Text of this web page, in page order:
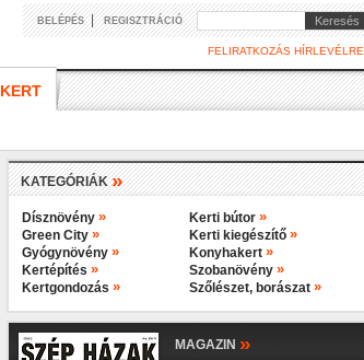
BELÉPÉS| REGISZTRÁCIÓ Keresés
FELIRATKOZÁS HÍRLEVÉLRE
KERT
KATEGÓRIÁK»
Dísznövény »
Green City »
Gyógynövény »
Kertépítés »
Kertgondozás »
Kerti bútor »
Kerti kiegészítő »
Konyhakert »
Szobanövény »
Szőlészet, borászat »
MAGAZIN »